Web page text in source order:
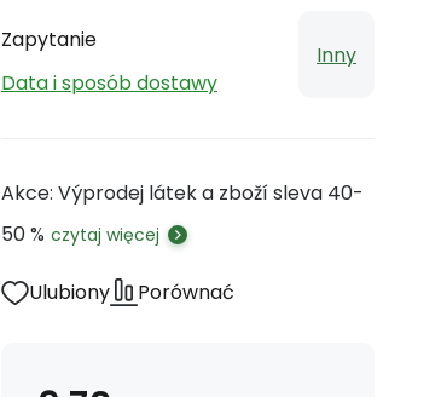
Zapytanie
Data i sposób dostawy
Inny
Akce: Výprodej látek a zboží sleva 40-
50 % czytaj więcej
Ulubiony Porównać